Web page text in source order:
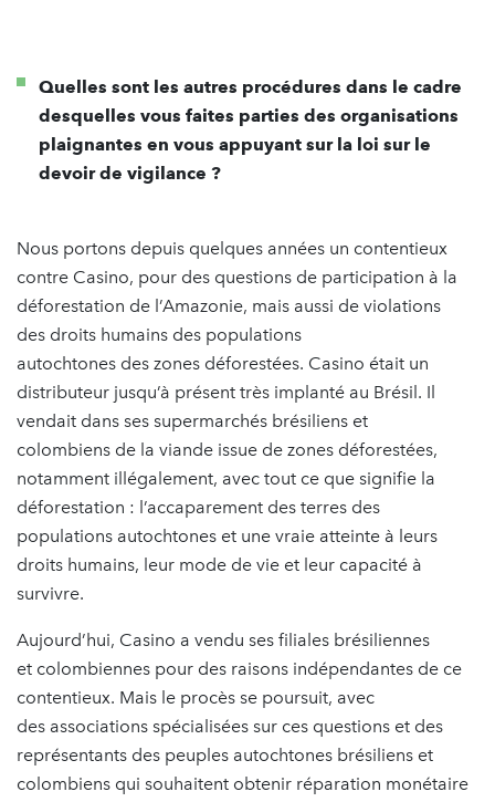
Quelles sont les autres procédures dans le cadre
desquelles vous faites parties des organisations
plaignantes en vous appuyant sur la loi sur le
devoir de vigilance ?
Nous portons depuis quelques années un contentieux
contre Casino, pour des questions de participation à la
déforestation de l’Amazonie, mais aussi de violations
des droits humains des populations
autochtones des zones déforestées. Casino était un
distributeur jusqu’à présent très implanté au Brésil. Il
vendait dans ses supermarchés brésiliens et
colombiens de la viande issue de zones déforestées,
notamment illégalement, avec tout ce que signifie la
déforestation : l’accaparement des terres des
populations autochtones et une vraie atteinte à leurs
droits humains, leur mode de vie et leur capacité à
survivre.
Aujourd’hui, Casino a vendu ses filiales brésiliennes
et colombiennes pour des raisons indépendantes de ce
contentieux. Mais le procès se poursuit, avec
des associations spécialisées sur ces questions et des
représentants des peuples autochtones brésiliens et
colombiens qui souhaitent obtenir réparation monétaire